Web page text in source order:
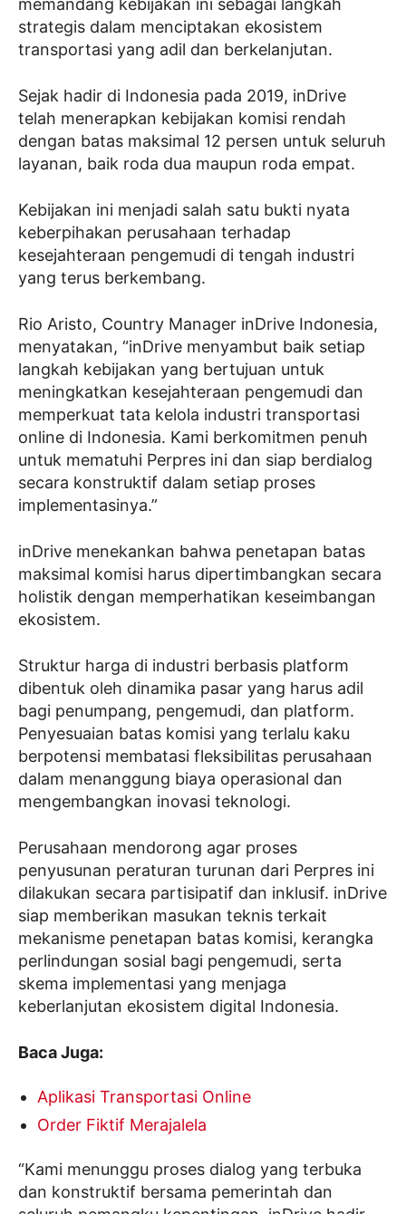
memandang kebijakan ini sebagai langkah
strategis dalam menciptakan ekosistem
transportasi yang adil dan berkelanjutan.
Sejak hadir di Indonesia pada 2019, inDrive
telah menerapkan kebijakan komisi rendah
dengan batas maksimal 12 persen untuk seluruh
layanan, baik roda dua maupun roda empat.
Kebijakan ini menjadi salah satu bukti nyata
keberpihakan perusahaan terhadap
kesejahteraan pengemudi di tengah industri
yang terus berkembang.
Rio Aristo, Country Manager inDrive Indonesia,
menyatakan, “inDrive menyambut baik setiap
langkah kebijakan yang bertujuan untuk
meningkatkan kesejahteraan pengemudi dan
memperkuat tata kelola industri transportasi
online di Indonesia. Kami berkomitmen penuh
untuk mematuhi Perpres ini dan siap berdialog
secara konstruktif dalam setiap proses
implementasinya.”
inDrive menekankan bahwa penetapan batas
maksimal komisi harus dipertimbangkan secara
holistik dengan memperhatikan keseimbangan
ekosistem.
Struktur harga di industri berbasis platform
dibentuk oleh dinamika pasar yang harus adil
bagi penumpang, pengemudi, dan platform.
Penyesuaian batas komisi yang terlalu kaku
berpotensi membatasi fleksibilitas perusahaan
dalam menanggung biaya operasional dan
mengembangkan inovasi teknologi.
Perusahaan mendorong agar proses
penyusunan peraturan turunan dari Perpres ini
dilakukan secara partisipatif dan inklusif. inDrive
siap memberikan masukan teknis terkait
mekanisme penetapan batas komisi, kerangka
perlindungan sosial bagi pengemudi, serta
skema implementasi yang menjaga
keberlanjutan ekosistem digital Indonesia.
Baca Juga:
Aplikasi Transportasi Online
Order Fiktif Merajalela
“Kami menunggu proses dialog yang terbuka
dan konstruktif bersama pemerintah dan